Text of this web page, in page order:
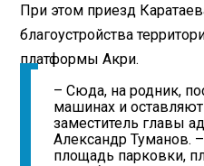
При этом приезд
благоустройства
платформы Акри.
– Сюда, на родник,
машинах и
заместитель главы
Александр Туманов.
площадь парковки,